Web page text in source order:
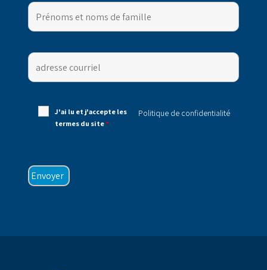
J'ai lu et j'accepte les
termes du site*
Politique de confidentialité